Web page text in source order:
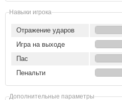
Навыки игрока
Отражение ударов
Игра на выходе
Пас
Пенальти
Дополнительные параметры